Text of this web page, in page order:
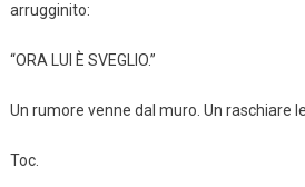
arrugginito:
“ORA LUI È SVEGLIO.”
Un rumore venne dal muro. Un raschiare
Toc.